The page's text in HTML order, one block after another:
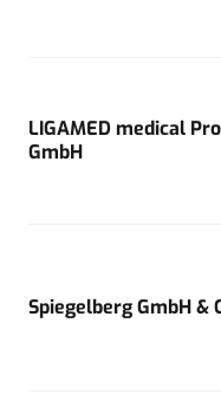
LIGAMED medical
GmbH
Spiegelberg GmbH &